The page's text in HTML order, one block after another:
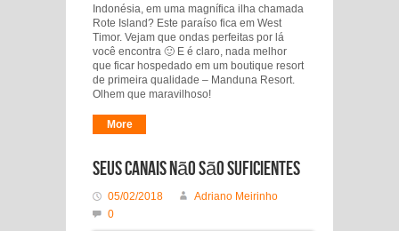
Indonésia, em uma magnífica ilha chamada
Rote Island? Este paraíso fica em West
Timor. Vejam que ondas perfeitas por lá
você encontra 🙂 E é claro, nada melhor
que ficar hospedado em um boutique resort
de primeira qualidade – Manduna Resort.
Olhem que maravilhoso!
More
Seus canais não são suficientes
05/02/2018
Adriano Meirinho
0